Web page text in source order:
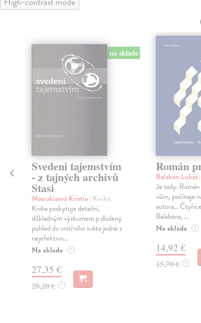
na sklade
Svedeni tajemstvím
- z tajných archivů
Stasi
Macrakisová Kristie | Kniha
Kniha poskytuje detailní,
důkladným výzkumem p dložený
pohled do vnitřního světa jedné z
nejefektivn...
Na sklade ?
27,35 €
28,20 € ?
Román
Balabán Lukáš
Je tady.
vším, počínaje
autora…
Balabána, ...
Na sklade ?
14,92 €
15,70 € ?